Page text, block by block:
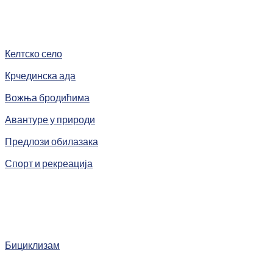
Келтско село
Крчединска ада
Вожња бродићима
Авантуре у природи
Предлози обилазака
Спорт и рекреација
Бициклизам